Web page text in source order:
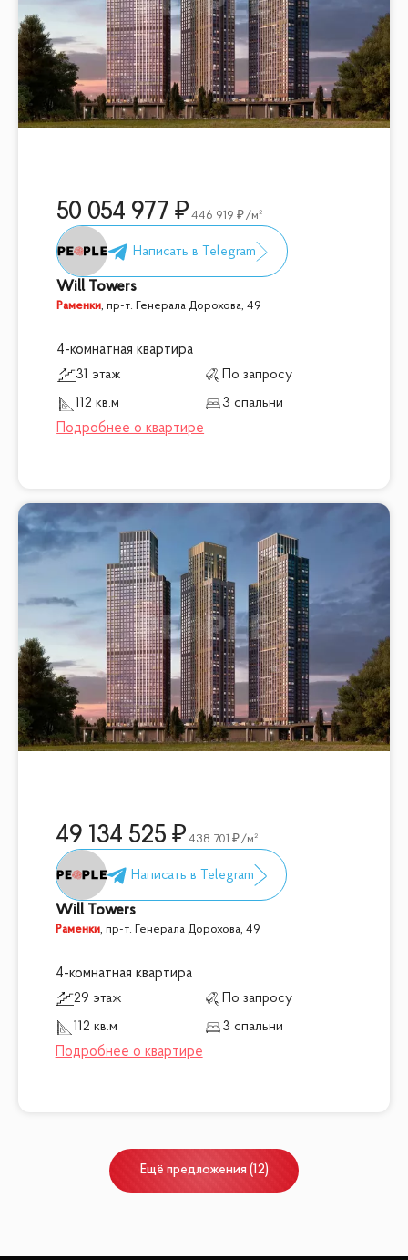
50 054 977 446 919 /м²
Will Towers
Раменки,пр-т. Генерала Дорохова, 49
4-комнатная квартира
31 этаж
По запросу
112 кв.м
3 спальни
49 134 525 438 701 /м²
Will Towers
Раменки, пр-т. Генерала Дорохова, 49
4-комнатная квартира
29 этаж
По запросу
112 кв.м
3 спальни
Ещё предложения (12)